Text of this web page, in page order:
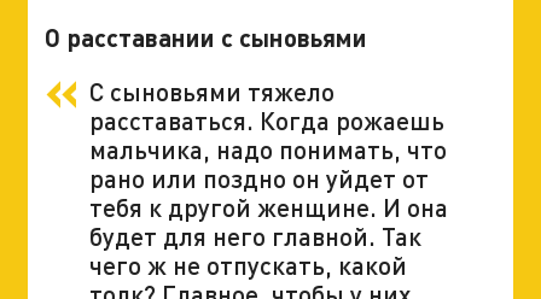
О расставании с сыновьями
С сыновьями тяжело
расставаться. Когда рожаешь
мальчика, надо понимать, что
рано или поздно он уйдет от
тебя к другой женщине. И она
будет для него главной. Так
чего ж не отпускать, какой